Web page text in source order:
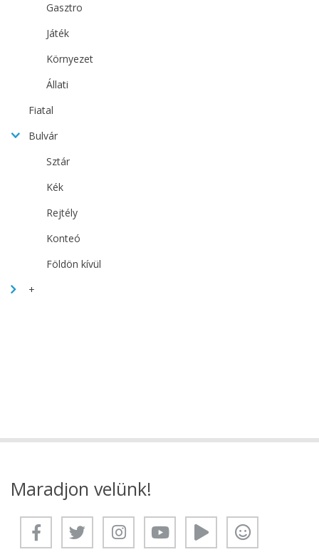
Gasztro
Játék
Környezet
Állati
Fiatal
Bulvár
Sztár
Kék
Rejtély
Konteó
Földön kívül
+
Maradjon velünk!